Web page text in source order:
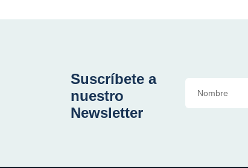
Suscríbete a
nuestro
Newsletter